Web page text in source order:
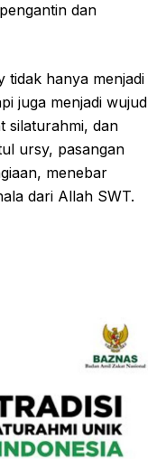
dan
tidak hanya menjadi
juga menjadi wujud
silaturahmi, dan
ursy, pasangan
menebar
dari Allah SWT.